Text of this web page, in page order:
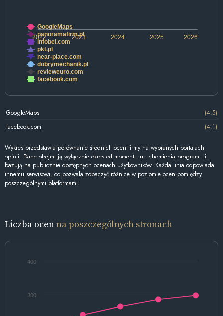
2022 2024 2026
2023 2025
1
GoogleMaps
panoramafirm.pl
infobel.com
pkt.pl
near-place.com
dobrymechanik.pl
revieweuro.com
facebook.com
GoogleMaps
(4.5)
facebook.com
(4.1)
Wykres przedstawia porównanie średnich ocen firmy na wybranych portalach
opinii. Dane obejmują wyłącznie okres od momentu uruchomienia programu i
bazują na publicznie dostępnych ocenach użytkowników. Każda linia odpowiada
innemu serwisowi, co pozwala zobaczyć różnice w poziomie ocen pomiędzy
poszczególnymi platformami.
Liczba ocenna poszczególnych stronach
300
400